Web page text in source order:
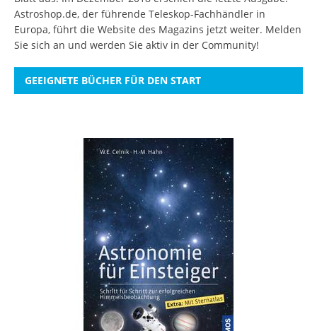
Astroshop.de, der führende Teleskop-Fachhändler in
Europa, führt die Website des Magazins jetzt weiter. Melden
Sie sich an und werden Sie aktiv in der Community!
GEEIGNETE BÜCHER FÜR DEN START